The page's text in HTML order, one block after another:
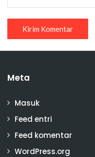
Meta
Masuk
Feed entri
Feed komentar
WordPress.org